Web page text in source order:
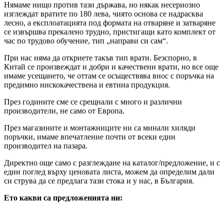
Нямаме нищо против тази държава, но някак несериозно
изглеждат вратите по 180 лева, чиято основа се надрасква
лесно, а експлоатацията под формата на отваряне и затваряне
се извършва прекалено трудно, пристигащи като комплект от
час по трудово обучение, тип „направи си сам“.
При нас няма да откриете такъв тип врати. Безспорно, в
Китай се произвеждат и добри и качествени врати, но все още
имаме усещането, че оттам се осъществява внос с поръчка на
предимно нискокачествена и евтина продукция.
През годините сме се срещнали с много и различни
производители, не само от Европа.
През магазините и монтажниците ни са минали хиляди
поръчки, имаме впечатление почти от всеки един
производител на пазара.
Директно още само с разглеждане на каталог/предложение, и с
един поглед върху ценовата листа, можем да определим дали
си струва да се предлага тази стока и у нас, в България.
Ето какви са предложенията ни: